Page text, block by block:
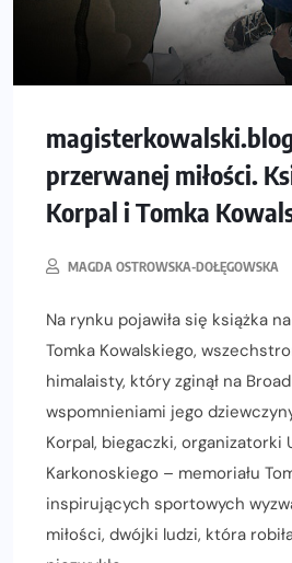
przerwanej miłości.
Korpal i Tomka
MAGDA OSTROWSKA-DOŁĘGOWSKA
Na rynku pojawiła się książka
Tomka Kowalskiego,
himalaisty, który zginął na
wspomnieniami jego
Korpal, biegaczki, organizatorki
Karkonoskiego – memoriału
inspirujących sportowych
miłości, dwójki ludzi, która